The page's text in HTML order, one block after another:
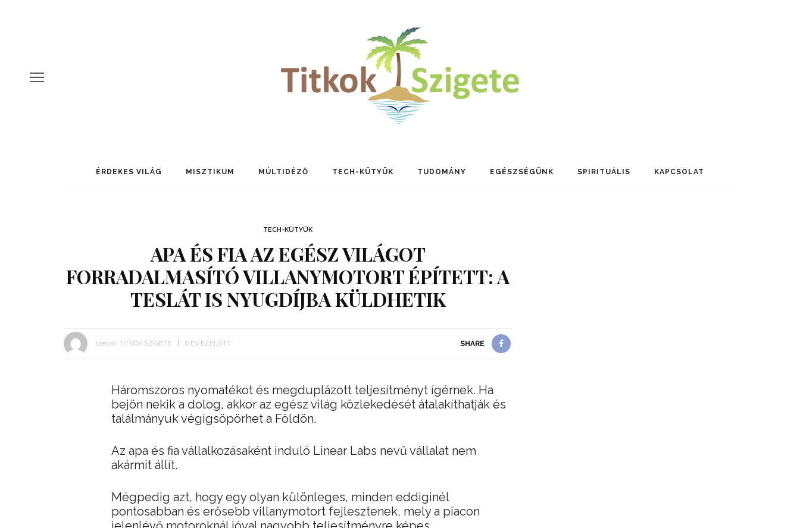
ÉRDEKES VILÁG MISZTIKUM MÚLTIDÉZŐ TECH-KÜTYÜK TUDOMÁNY EGÉSZSÉGÜNK SPIRITUÁLIS KAPCSOLAT
TECH-KÜTYÜK
APA ÉS FIA AZ EGÉSZ VILÁGOT
FORRADALMASÍTÓ VILLANYMOTORT ÉPÍTETT: A
TESLÁT IS NYUGDÍJBA KÜLDHETIK
szerző: TITKOK SZIGETE 6 ÉV EZELŐTT SHARE
Háromszoros nyomatékot és megduplázott teljesítményt ígérnek. Ha
bejön nekik a dolog, akkor az egész világ közlekedését átalakíthatják és
találmányuk végigsöpörhet a Földön.
Az apa és fia vállalkozásaként induló Linear Labs nevű vállalat nem
akármit állít.
Mégpedig azt, hogy egy olyan különleges, minden eddiginél
pontosabban és erősebb villanymotort fejlesztenek, mely a piacon